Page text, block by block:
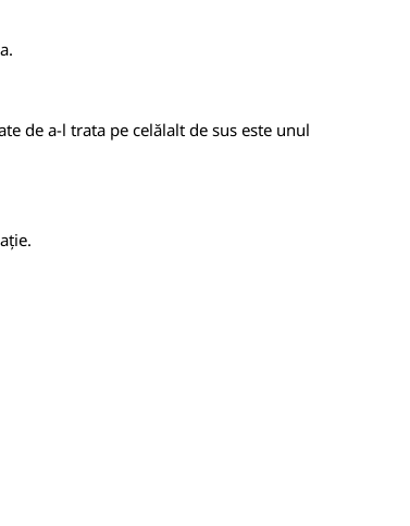
de a-l trata pe celălalt de sus este unul